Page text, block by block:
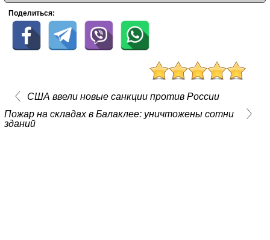
Поделиться:
США ввели новые санкции против России
Пожар на складах в Балаклее: уничтожены сотни
зданий